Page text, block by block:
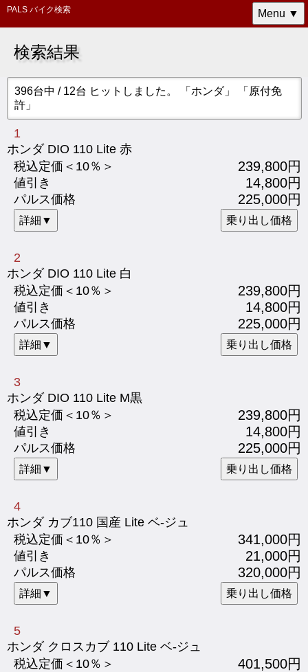
PALS バイク検索 Menu ▼
検索結果
396台中 / 12台 ヒットしました。 「ホンダ」 「原付免
許」
1
ホンダ DIO 110 Lite 赤
税込定価＜10％＞
239,800円
値引き 14,800円
パルス価格 225,000円
乗り出し価格
詳細▼
2
ホンダ DIO 110 Lite 白
税込定価＜10％＞
239,800円
値引き 14,800円
パルス価格 225,000円
乗り出し価格
詳細▼
3
ホンダ DIO 110 Lite M黒
税込定価＜10％＞
239,800円
値引き 14,800円
パルス価格 225,000円
乗り出し価格
詳細▼
4
ホンダ カブ110 国産 Lite ベ-ジュ
税込定価＜10％＞
341,000円
値引き 21,000円
パルス価格 320,000円
乗り出し価格
詳細▼
5
ホンダ クロスカブ 110 Lite ベ-ジュ
税込定価＜10％＞
401,500円